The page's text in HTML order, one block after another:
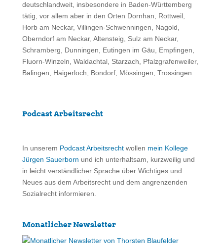
deutschlandweit, insbesondere in Baden-Württemberg
tätig, vor allem aber in den Orten Dornhan, Rottweil,
Horb am Neckar, Villingen-Schwenningen, Nagold,
Oberndorf am Neckar, Altensteig, Sulz am Neckar,
Schramberg, Dunningen, Eutingen im Gäu, Empfingen,
Fluorn-Winzeln, Waldachtal, Starzach, Pfalzgrafenweiler,
Balingen, Haigerloch, Bondorf, Mössingen, Trossingen.
Podcast Arbeitsrecht
In unserem Podcast Arbeitsrechtwollen mein Kollege
Jürgen Sauerborn und ich unterhaltsam, kurzweilig und
in leicht verständlicher Sprache über Wichtiges und
Neues aus dem Arbeitsrecht und dem angrenzenden
Sozialrecht informieren.
Monatlicher Newsletter